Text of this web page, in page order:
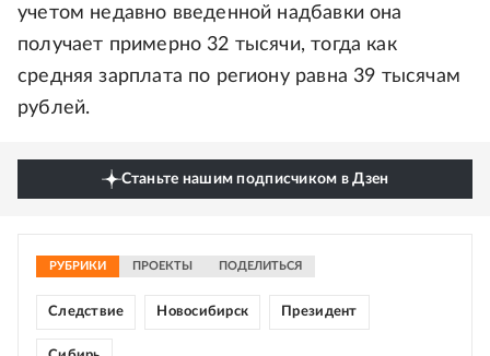
учетом недавно введенной надбавки она
получает примерно 32 тысячи, тогда как
средняя зарплата по региону равна 39 тысячам
рублей.
Станьте нашим подписчиком в Дзен
РУБРИКИ ПРОЕКТЫ ПОДЕЛИТЬСЯ
Следствие Новосибирск Президент